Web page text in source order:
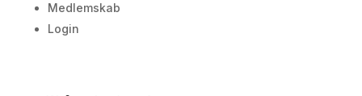
Medlemskab
Login